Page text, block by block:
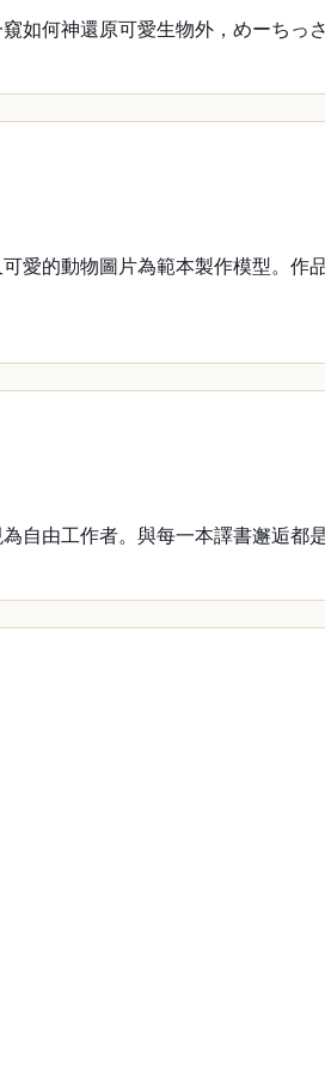
如何神還原可愛生物外，めーちっ
的動物圖片為範本製作模型。作品
由工作者。與每一本譯書邂逅都是